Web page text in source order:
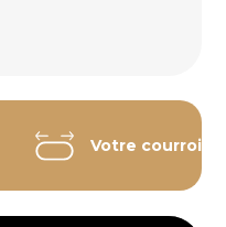
Votre courroie